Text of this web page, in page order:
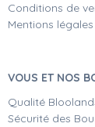
Conditions de
Mentions légales
VOUS ET NOS
Qualité
Sécurité des